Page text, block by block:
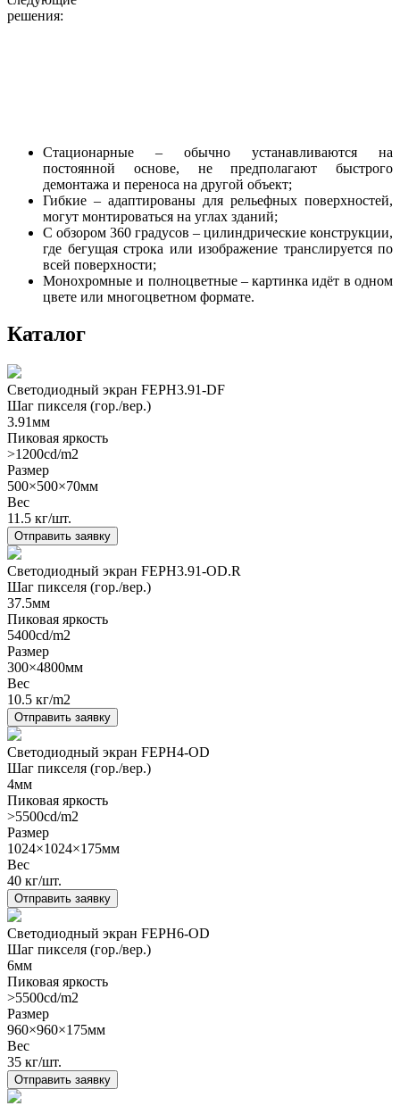
решения:
Стационарные – обычно устанавливаются на
постоянной основе, не предполагают быстрого
демонтажа и переноса на другой объект;
Гибкие – адаптированы для рельефных поверхностей,
могут монтироваться на углах зданий;
С обзором 360 градусов – цилиндрические конструкции,
где бегущая строка или изображение транслируется по
всей поверхности;
Монохромные и полноцветные – картинка идёт в одном
цвете или многоцветном формате.
Каталог
Светодиодный экран FEPH3.91-DF
Шаг пикселя (гор./вер.)
3.91мм
Пиковая яркость
>1200cd/m2
Размер
500×500×70мм
Вес
11.5 кг/шт.
Отправить заявку
Светодиодный экран FEPH3.91-OD.R
Шаг пикселя (гор./вер.)
37.5мм
Пиковая яркость
5400cd/m2
Размер
300×4800мм
Вес
10.5 кг/m2
Отправить заявку
Светодиодный экран FEPH4-OD
Шаг пикселя (гор./вер.)
4мм
Пиковая яркость
>5500cd/m2
Размер
1024×1024×175мм
Вес
40 кг/шт.
Отправить заявку
Светодиодный экран FEPH6-OD
Шаг пикселя (гор./вер.)
6мм
Пиковая яркость
>5500cd/m2
Размер
960×960×175мм
Вес
35 кг/шт.
Отправить заявку